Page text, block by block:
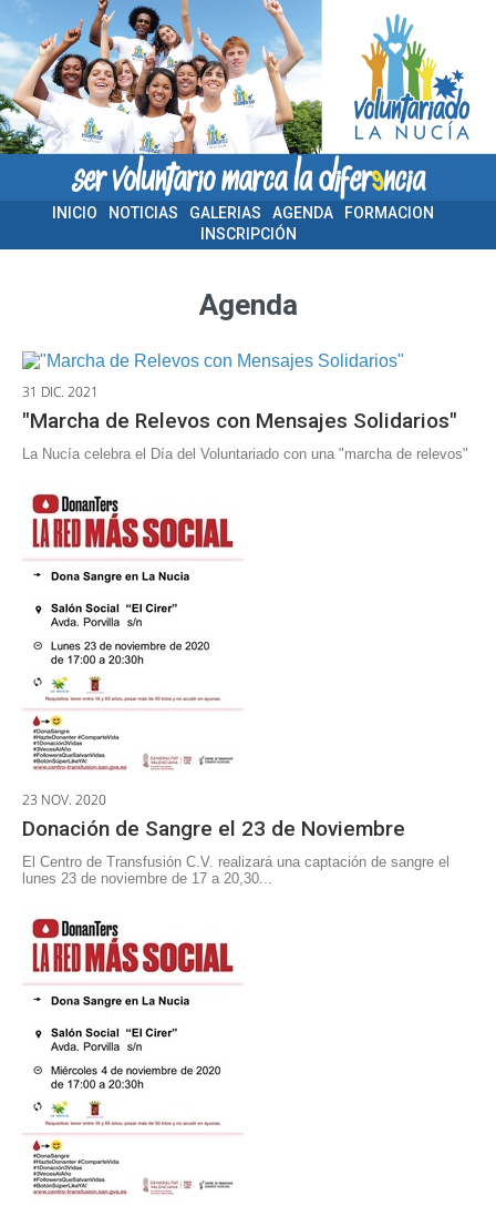
INICIO NOTICIAS GALERÍAS AGENDA
FORMACIÓN
INSCRIPCIÓN
Agenda
31 DIC. 2021
"Marcha de Relevos con Mensajes Solidarios"
La Nucía celebra el Día del Voluntariado con una "marcha de relevos"
23 NOV. 2020
Donación de Sangre el 23 de Noviembre
El Centro de Transfusión C.V. realizará una captación de sangre el
lunes 23 de noviembre de 17 a 20,30...